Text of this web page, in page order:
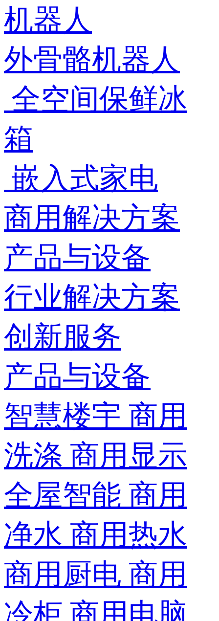
机器人
外骨骼机器人
全空间保鲜冰
箱
嵌入式家电
商用解决方案
产品与设备
行业解决方案
创新服务
产品与设备
智慧楼宇 商用
洗涤 商用显示
全屋智能 商用
净水 商用热水
商用厨电 商用
冷柜 商用电脑